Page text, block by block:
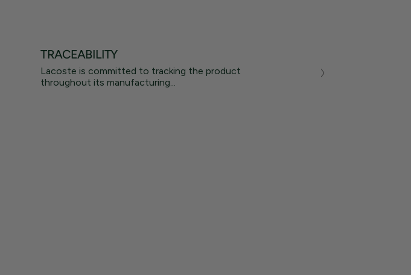
TRACEABILITY
Lacoste is committed to tracking the product
throughout its manufacturing...